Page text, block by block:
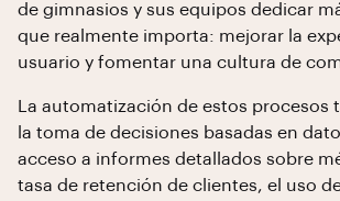
de gimnasios y sus equipos dedicar
que realmente importa: mejorar la
usuario y fomentar una cultura de
La automatización de estos procesos
la toma de decisiones basadas en
acceso a informes detallados sobre
tasa de retención de clientes, el uso